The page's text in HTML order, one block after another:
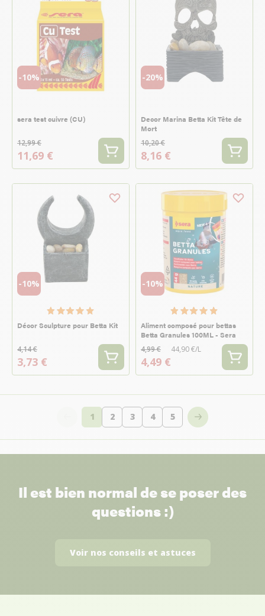
-10%
sera test cuivre (CU)
12,99 €
11,69 €
-20%
Decor Marina Betta Kit Tête de
Mort
10,20 €
8,16 €
-10%
Décor Sculpture pour Betta Kit
4,14 €
3,73 €
-10%
Aliment composé pour bettas
Betta Granules 100ML - Sera
4,99 €
4,49 €
44,90 €/L
Vous lisez actuellement la page
1 Page
2 Page
3 Page
4 Page
5
Il est bien normal de se poser des
questions :)
Voir nos conseils et astuces